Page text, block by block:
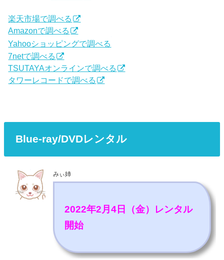
楽天市場で調べる
Amazonで調べる
Yahooショッピングで調べる
7netで調べる
TSUTAYAオンラインで調べる
タワーレコードで調べる
Blue-ray/DVDレンタル
みぃ姉
2022年2月4日（金）レンタル
開始